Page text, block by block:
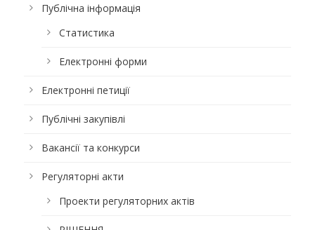
Публічна інформація
Статистика
Електронні форми
Електронні петиції
Публічні закупівлі
Вакансії та конкурси
Регуляторні акти
Проекти регуляторних актів